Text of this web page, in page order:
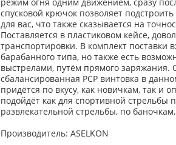
спусковой крючок позволяет
для вас, что также сказывается на
Поставляется в пластиковом кейсе,
транспортировки. В комплект поставки
барабанного типа, но также есть
выстрелами, путём прямого заряжания.
сбалансированная РСР винтовка в
придётся по вкусу, как новичкам, так и
подойдёт как для спортивной стрельбы
развлекательной стрельбы, по
Производитель: ASELKON